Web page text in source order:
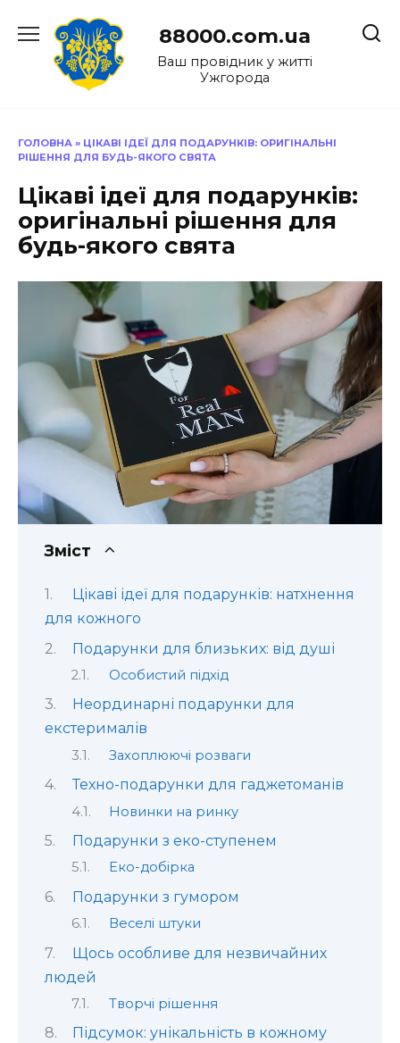
до
88000.com.ua
Ваш провідник у житті
Ужгорода
ГОЛОВНА » ЦІКАВІ ІДЕЇ ДЛЯ ПОДАРУНКІВ: ОРИГІНАЛЬНІ
РІШЕННЯ ДЛЯ БУДЬ-ЯКОГО СВЯТА
Цікаві ідеї для подарунків:
оригінальні рішення для
будь-якого свята
Зміст
Цікаві ідеї для подарунків: натхнення
для кожного
Подарунки для близьких: від душі
Особистий підхід
Неординарні подарунки для
екстерималів
Захоплюючі розваги
Техно-подарунки для гаджетоманів
Новинки на ринку
Подарунки з еко-ступенем
Еко-добірка
Подарунки з гумором
Веселі штуки
Щось особливе для незвичайних
людей
Творчі рішення
Підсумок: унікальність в кожному